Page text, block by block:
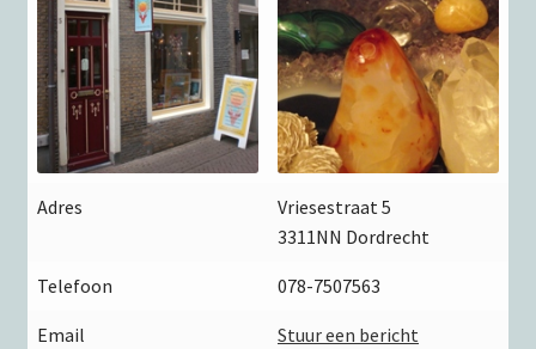
Adres
Vriesestraat 5
3311NN Dordrecht
Telefoon 078-7507563
Email Stuur een bericht